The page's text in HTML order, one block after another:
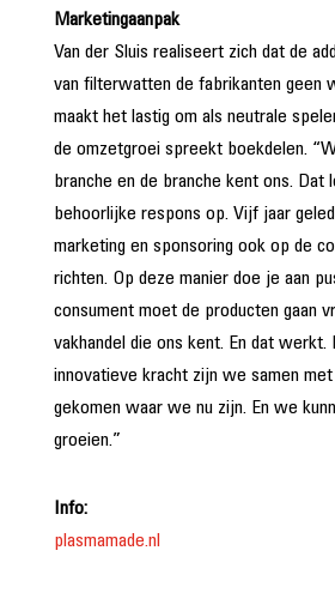
Marketingaanpak
Van der Sluis realiseert zich dat de
van filterwatten de fabrikanten geen
maakt het lastig om als neutrale
de omzetgroei spreekt boekdelen.
branche en de branche kent ons. Dat
behoorlijke respons op. Vijf jaar
marketing en sponsoring ook op de
richten. Op deze manier doe je aan
consument moet de producten gaan
vakhandel die ons kent. En dat werkt.
innovatieve kracht zijn we samen
gekomen waar we nu zijn. En we
groeien.”
Info:
plasmamade.nl